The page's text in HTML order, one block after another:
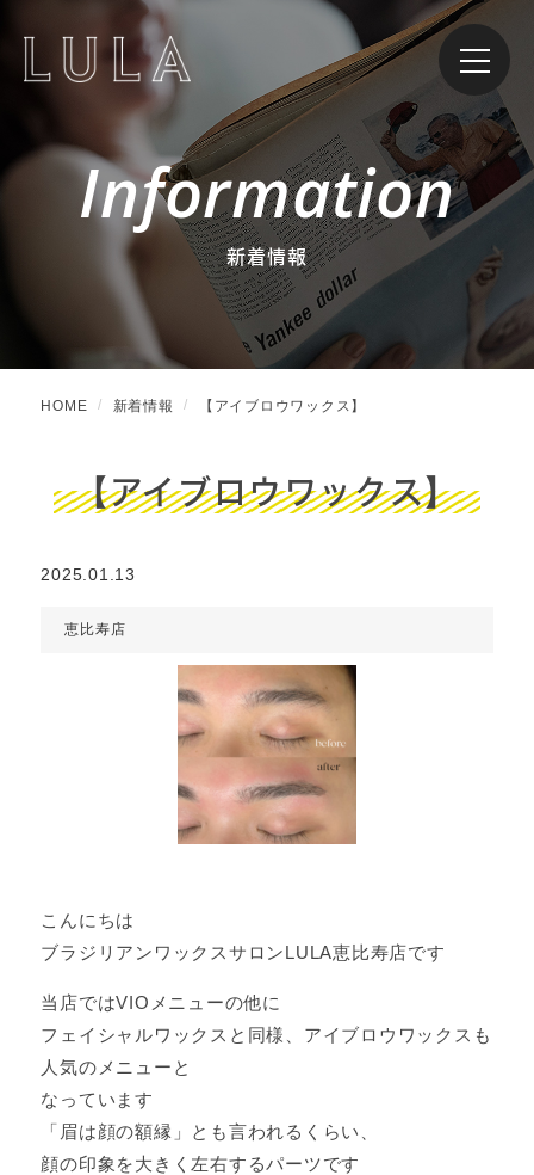
Information
新着情報
HOME 新着情報 【アイブロウワックス】
【アイブロウワックス】
2025.01.13
恵比寿店
こんにちは
ブラジリアンワックスサロンLULA恵比寿店です
当店ではVIOメニューの他に
フェイシャルワックスと同様、アイブロウワックスも
人気のメニューと
なっています
「眉は顔の額縁」とも言われるくらい、
顔の印象を大きく左右するパーツです